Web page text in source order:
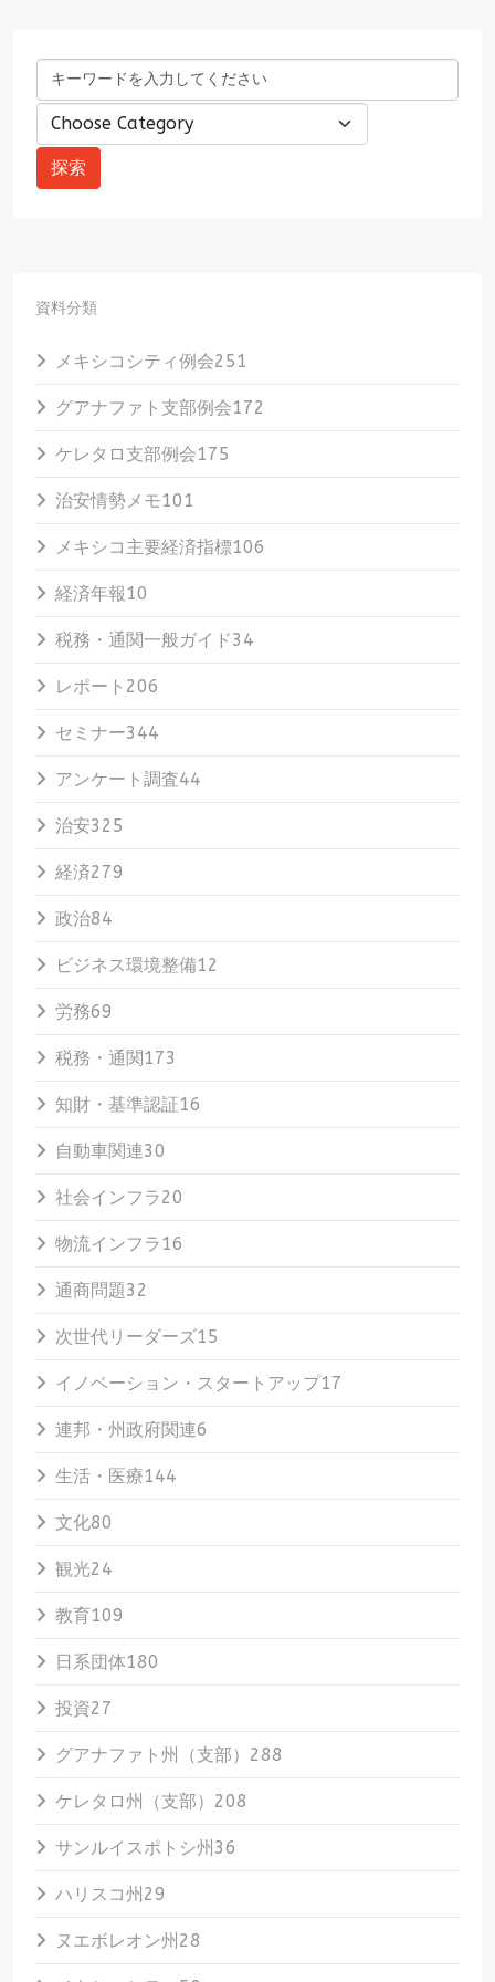
資料分類
メキシコシティ例会251
グアナファト支部例会172
ケレタロ支部例会175
治安情勢メモ101
メキシコ主要経済指標106
経済年報10
税務・通関一般ガイド34
レポート 206
セミナー344
アンケート調査44
治安325
経済279
政治84
ビジネス環境整備12
労務69
税務・通関173
知財・基準認証16
自動車関連30
社会インフラ20
物流インフラ16
通商問題32
次世代リーダーズ15
イノベーション・スタートアップ17
連邦・州政府関連6
生活・医療144
文化80
観光24
教育109
日系団体180
投資27
グアナファト州（支部） 288
ケレタロ州（支部） 208
サンルイスポトシ州 36
ハリスコ州 29
ヌエボレオン州 28